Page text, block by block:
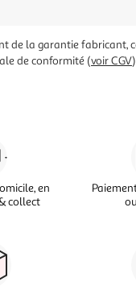
de la garantie fabricant,
de conformité (voir CGV
en
collect